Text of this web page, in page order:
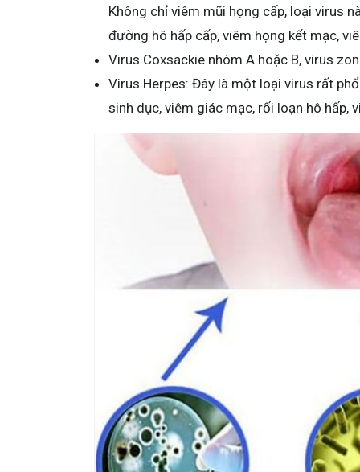
Không chỉ viêm mũi họng cấp, loại virus
đường hô hấp cấp, viêm họng kết mạc,
Virus Coxsackie nhóm A hoặc B, virus
Virus Herpes: Đây là một loại virus rất
sinh dục, viêm giác mạc, rối loạn hô hấp,